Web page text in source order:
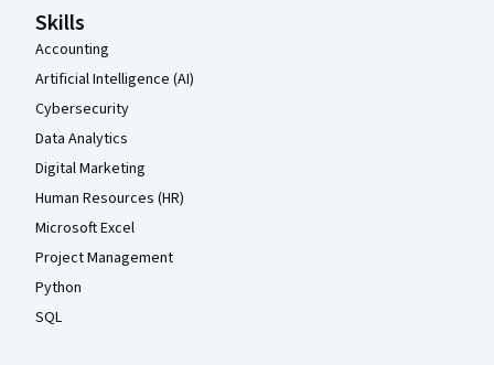
Skills
Accounting
Artificial Intelligence (AI)
Cybersecurity
Data Analytics
Digital Marketing
Human Resources (HR)
Microsoft Excel
Project Management
Python
SQL